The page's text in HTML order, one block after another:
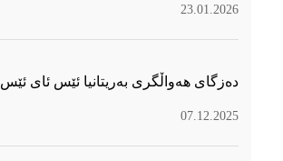
23.01.2026
دەزگای هەواڵگری بەریتانیا ئێس ئای ئێس
07.12.2025